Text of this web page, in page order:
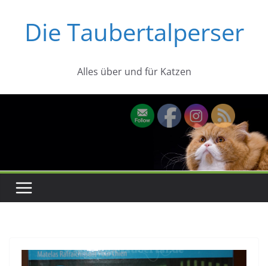
springenDie Taubertalperser
Alles über und für Katzen